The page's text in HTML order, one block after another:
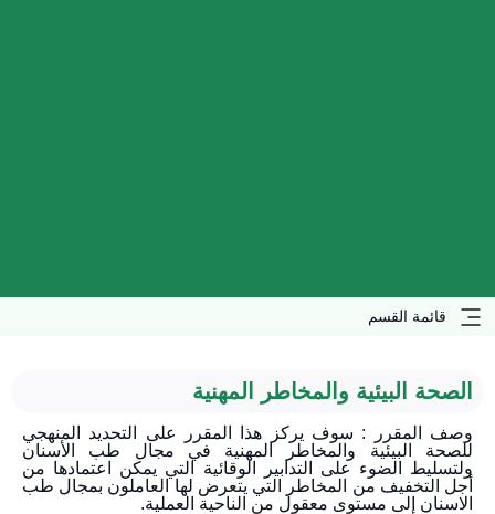
قائمة القسم
الصحة البيئية والمخاطر المهنية
وصف المقرر : سوف يركز هذا المقرر على التحديد المنهجي
للصحة البيئية والمخاطر المهنية في مجال طب الأسنان
ولتسليط الضوء على التدابير الوقائية التي يمكن اعتمادها من
أجل التخفيف من المخاطر التي يتعرض لها العاملون بمجال طب
الاسنان إلى مستوى معقول من الناحية العملية.